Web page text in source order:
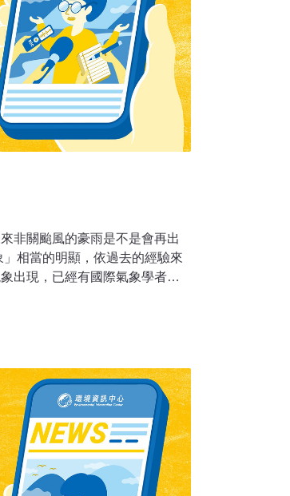
非關颱風的豪雨是不是會再出
相當的明顯，依過去的經驗來
出現，已經有國際氣象學者提
嬰現象跟往年並不相同，不是
，因此有生態學者認為，這是
就 是1972年，因此聖嬰現象的
究。今年的梅雨季雨量明顯的
定論， 是不是和聖嬰現象有
時間內，台灣 天氣的形態和
也是從3月份開始，東太平洋的